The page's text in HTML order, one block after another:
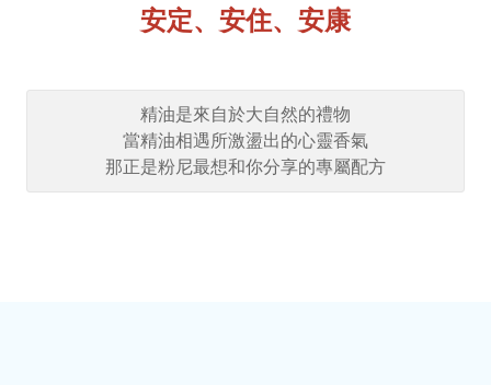
安定、安住、安康
精油是來自於大自然的禮物
當精油相遇所激盪出的心靈香氣
那正是粉尼最想和你分享的專屬配方